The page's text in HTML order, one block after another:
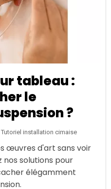
tableau :
le
?
Tutoriel installation cimaise
œuvres d'art sans voir
nos solutions pour
élégamment